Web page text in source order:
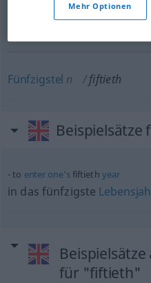
Fünfzigstel n fiftieth
to enter one’sfiftieth year
in das fünfzigste
für "fiftieth"
Mehr Optionen